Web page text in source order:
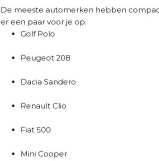
De meeste automerken hebben
er een paar voor je op:
Golf Polo
Peugeot 208
Dacia Sandero
Renault Clio
Fiat 500
Mini Cooper